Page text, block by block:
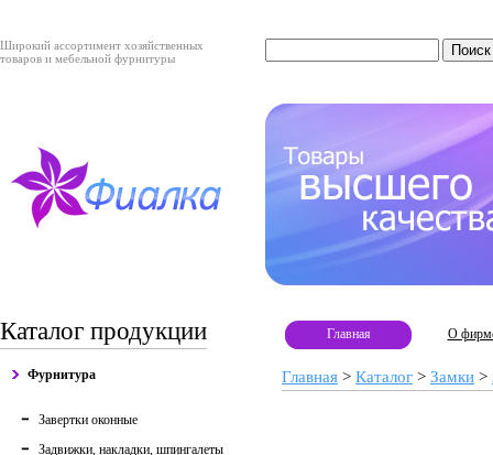
Широкий ассортимент хозяйственных
товаров и мебельной фурнитуры
Каталог продукции
Фурнитура
Завертки оконные
Задвижки, накладки, шпингалеты
Главная О
Главная > Каталог > Замки >